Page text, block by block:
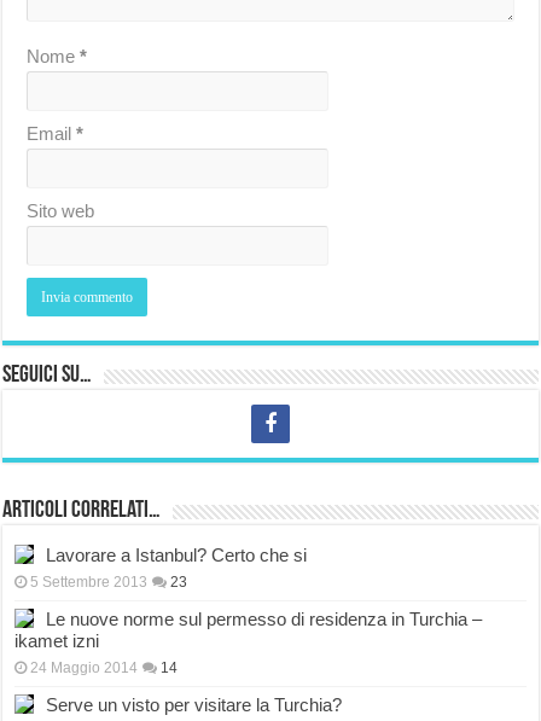
Nome*
Email*
Sito web
Seguici su…
Articoli correlati…
Lavorare a Istanbul? Certo che si
5 Settembre 2013 23
Le nuove norme sul permesso di residenza in Turchia –
ikamet izni
24 Maggio 2014 14
Serve un visto per visitare la Turchia?